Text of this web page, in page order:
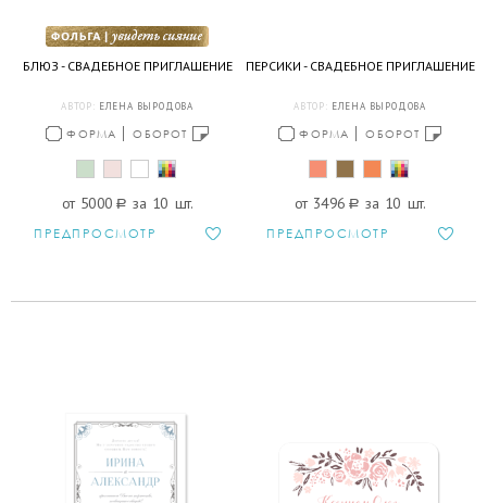
БЛЮЗ - СВАДЕБНОЕ ПРИГЛАШЕНИЕ
АВТОР: ЕЛЕНА ВЫРОДОВА
ФОРМА ОБОРОТ
от 5000 a за 10 шт.
ПРЕДПРОСМОТР
ПЕРСИКИ - СВАДЕБНОЕ ПРИГЛАШЕНИЕ
АВТОР: ЕЛЕНА ВЫРОДОВА
ФОРМА ОБОРОТ
от 3496 a за 10 шт.
ПРЕДПРОСМОТР